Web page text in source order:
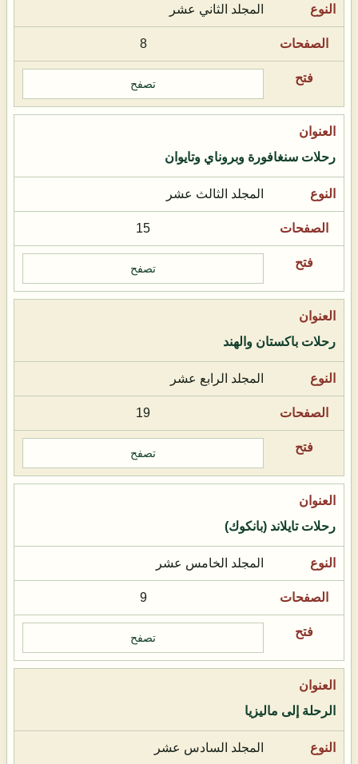
المجلد الثاني عشر
8
تصفح
رحلات سنغافورة وبروناي وتايوان
المجلد الثالث عشر
15
تصفح
رحلات باكستان والهند
المجلد الرابع عشر
19
تصفح
رحلات تايلاند (بانكوك)
المجلد الخامس عشر
9
تصفح
الرحلة إلى ماليزيا
المجلد السادس عشر